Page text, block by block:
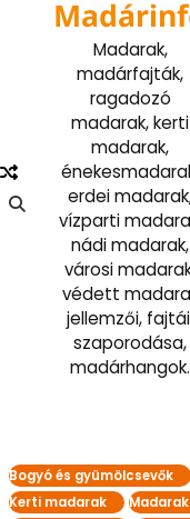
Madarak,
madárfajták,
ragadozó
madarak, kerti
madarak,
erdei
vízparti
nádi madarak,
városi
védett
jellemzői,
szaporodása,
madárhangok.
Bogyó és gyümölcsevők
Kerti madarak
Madarak